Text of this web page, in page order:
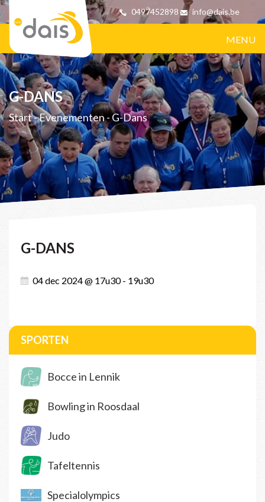
0497452898 info@dais.be
MENU
G-DANS
Start-Evenementen-G-Dans
G-DANS
04 dec 2024 @ 17u30 - 19u30
SPORTEN
Bocce in Lennik
Bowling in Roosdaal
Judo
Tafeltennis
Specialolympics